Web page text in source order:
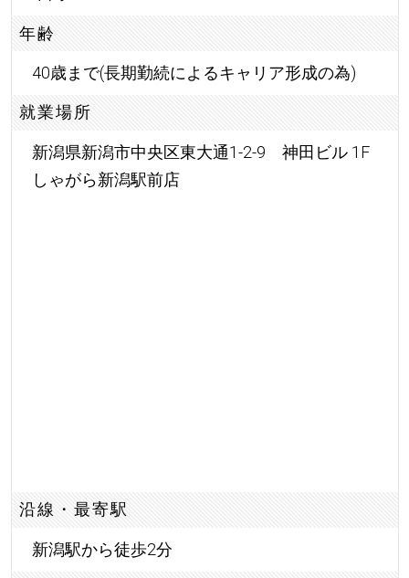
年齢
40歳まで(長期勤続によるキャリア形成の為)
就業場所
新潟県新潟市中央区東大通1-2-9 神田ビル 1F
しゃがら新潟駅前店
沿線・最寄駅
新潟駅から徒歩2分